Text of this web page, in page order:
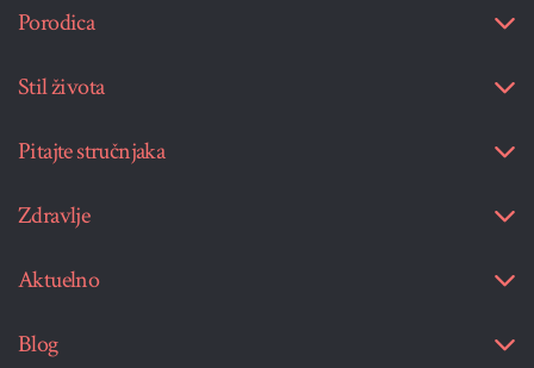
Porodica
Stil života
Pitajte stručnjaka
Zdravlje
Aktuelno
Blog